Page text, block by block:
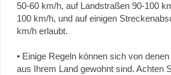
50-60 km/h, auf Landstraßen 90-100
100 km/h, und auf einigen
km/h erlaubt.
• Einige Regeln können sich von
aus Ihrem Land gewohnt sind. Achten